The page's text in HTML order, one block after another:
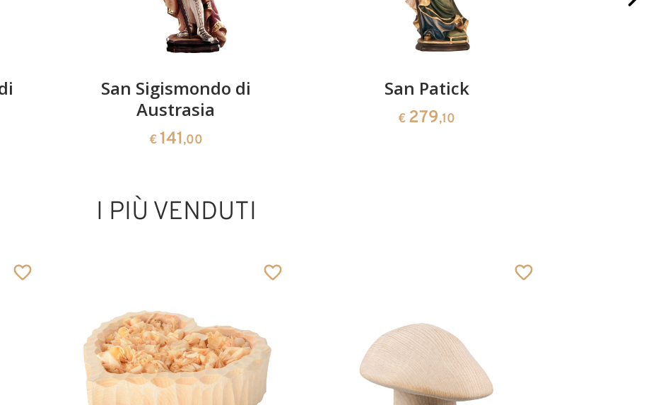
San Sigismondo di
Austrasia
€ 141,00
San Patick
€ 279,10
I PIÙ VENDUTI